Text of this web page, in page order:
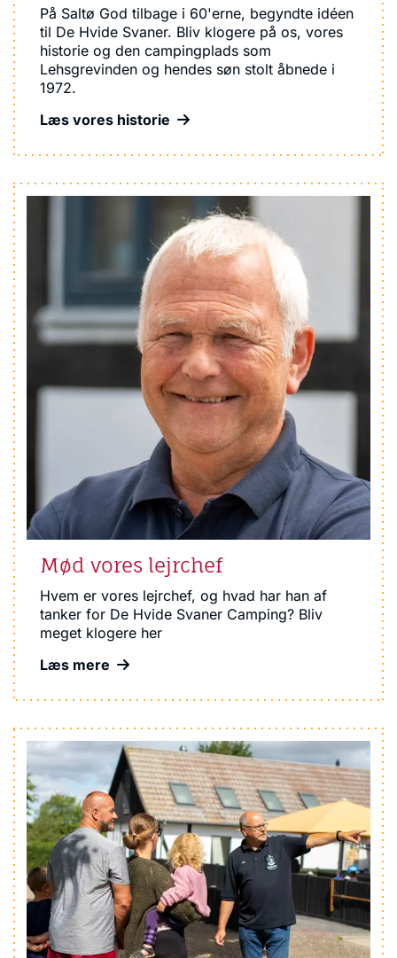
På Saltø God tilbage i 60'erne, begyndte idéen
til De Hvide Svaner. Bliv klogere på os, vores
historie og den campingplads som
Lehsgrevinden og hendes søn stolt åbnede i
1972.
Læs vores historie
Mød vores lejrchef
Hvem er vores lejrchef, og hvad har han af
tanker for De Hvide Svaner Camping? Bliv
meget klogere her
Læs mere